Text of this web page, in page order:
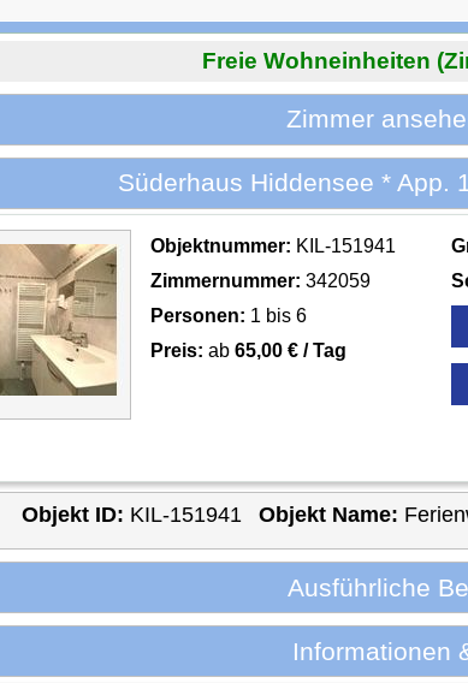
Freie Wohneinheiten
Zimmer
Süderhaus Hiddensee * App.
Objektnummer: KIL-151941
Zimmernummer: 342059
Personen: 1 bis 6
Preis: ab65,00 € / Tag
Objekt ID: KIL-151941 Objekt Name:
Ausführliche
Informationen